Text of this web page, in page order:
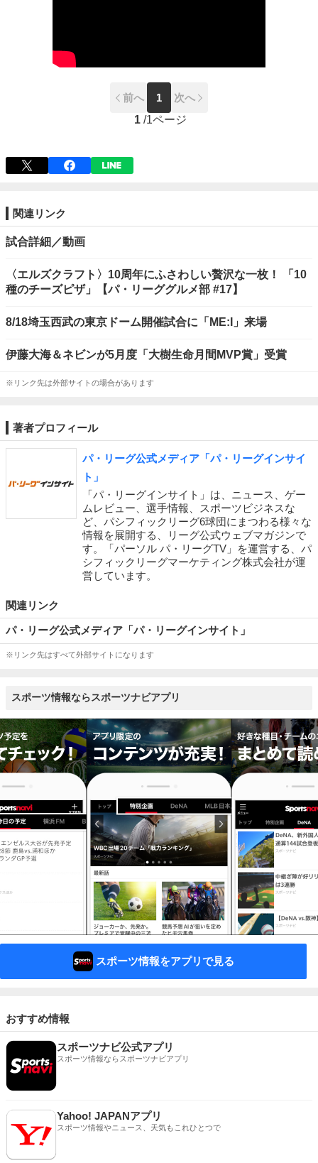
前へ 1
次へ
1 /1ページ
関連リンク
試合詳細／動画
〈エルズクラフト〉10周年にふさわしい贅沢な一枚！ 「10
種のチーズピザ」【パ・リーググルメ部 #17】
8/18埼玉西武の東京ドーム開催試合に「ME:I」来場
伊藤大海＆ネビンが5月度「大樹生命月間MVP賞」受賞
※リンク先は外部サイトの場合があります
著者プロフィール
パ・リーグ公式メディア「パ・リーグインサイ
ト」
「パ・リーグインサイト」は、ニュース、ゲー
ムレビュー、選手情報、スポーツビジネスな
ど、パシフィックリーグ6球団にまつわる様々な
情報を展開する、リーグ公式ウェブマガジンで
す。「パーソル パ・リーグTV」を運営する、パ
シフィックリーグマーケティング株式会社が運
営しています。
関連リンク
パ・リーグ公式メディア「パ・リーグインサイト」
※リンク先はすべて外部サイトになります
スポーツ情報ならスポーツナビアプリ
スポーツ情報をアプリで見る
おすすめ情報
スポーツナビ公式アプリ
スポーツ情報ならスポーツナビアプリ
Yahoo! JAPANアプリ
スポーツ情報やニュース、天気もこれひとつで